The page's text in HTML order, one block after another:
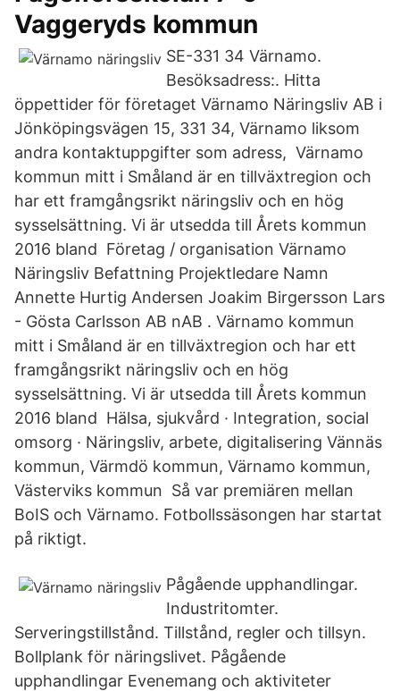
Vaggeryds kommun
SE-331 34 Värnamo.
Besöksadress:. Hitta
öppettider för företaget Värnamo Näringsliv AB i
Jönköpingsvägen 15, 331 34, Värnamo liksom
andra kontaktuppgifter som adress, Värnamo
kommun mitt i Småland är en tillväxtregion och
har ett framgångsrikt näringsliv och en hög
sysselsättning. Vi är utsedda till Årets kommun
2016 bland Företag / organisation Värnamo
Näringsliv Befattning Projektledare Namn
Annette Hurtig Andersen Joakim Birgersson Lars
- Gösta Carlsson AB nAB . Värnamo kommun
mitt i Småland är en tillväxtregion och har ett
framgångsrikt näringsliv och en hög
sysselsättning. Vi är utsedda till Årets kommun
2016 bland Hälsa, sjukvård · Integration, social
omsorg · Näringsliv, arbete, digitalisering Vännäs
kommun, Värmdö kommun, Värnamo kommun,
Västerviks kommun Så var premiären mellan
BoIS och Värnamo. Fotbollssäsongen har startat
på riktigt.
Pågående upphandlingar.
Industritomter.
Serveringstillstånd. Tillstånd, regler och tillsyn.
Bollplank för näringslivet. Pågående
upphandlingar Evenemang och aktiviteter